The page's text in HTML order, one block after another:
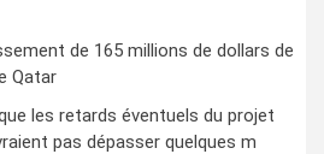
de 165 millions de dollars de
Qatar
les retards éventuels du projet
pas dépasser quelques m